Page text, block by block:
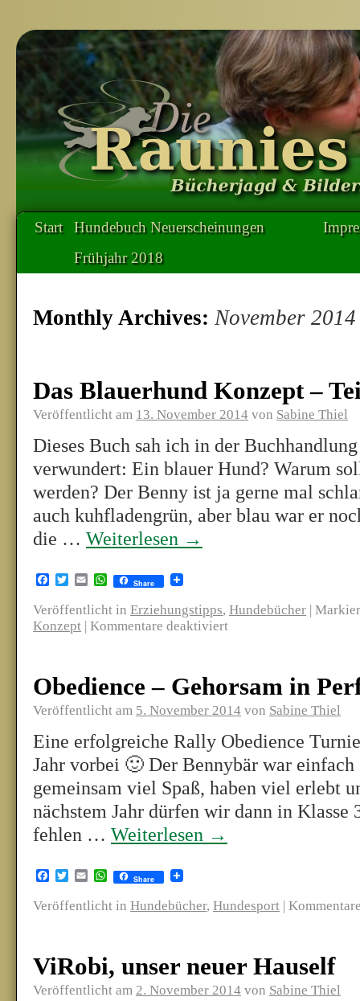
Start
Hundebuch Neuerscheinungen
Frühjahr 2018
Monthly Archives: November 2014
Das Blauerhund Konzept –
Veröffentlicht am 13. November 2014 von Sabine Thiel
Dieses Buch sah ich in der
verwundert: Ein blauer Hund? Warum
werden? Der Benny ist ja gerne mal
auch kuhfladengrün, aber blau war er
die … Weiterlesen →
Facebook
TwitterEmailWhatsApp
Share
Veröffentlicht in Erziehungstipps, Hundebücher |
Konzept | Kommentare deaktiviert
Obedience – Gehorsam in
Veröffentlicht am 5. November 2014 von Sabine Thiel
Eine erfolgreiche Rally Obedience
Jahr vorbei 🙂 Der Bennybär war
gemeinsam viel Spaß, haben viel erlebt
nächstem Jahr dürfen wir dann in Klasse
fehlen … Weiterlesen →
Facebook
TwitterEmailWhatsApp
Share
Veröffentlicht in Hundebücher, Hundesport |
ViRobi, unser neuer Hauself
Veröffentlicht am 2. November 2014 von Sabine Thiel